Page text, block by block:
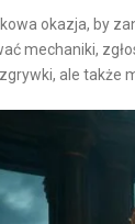
okazja, by
mechaniki,
ale także